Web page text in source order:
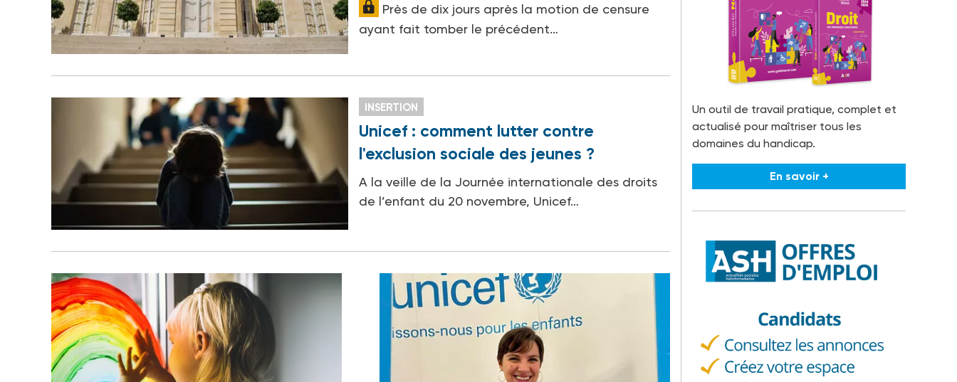
Près de dix jours après la motion de censure
ayant fait tomber le précédent…
INSERTION
Unicef : comment lutter contre
l'exclusion sociale des jeunes ?
A la veille de la Journée internationale des droits
de l’enfant du 20 novembre, Unicef…
Un outil de travail pratique, complet et
actualisé pour maîtriser tous les
domaines du handicap.
En savoir +